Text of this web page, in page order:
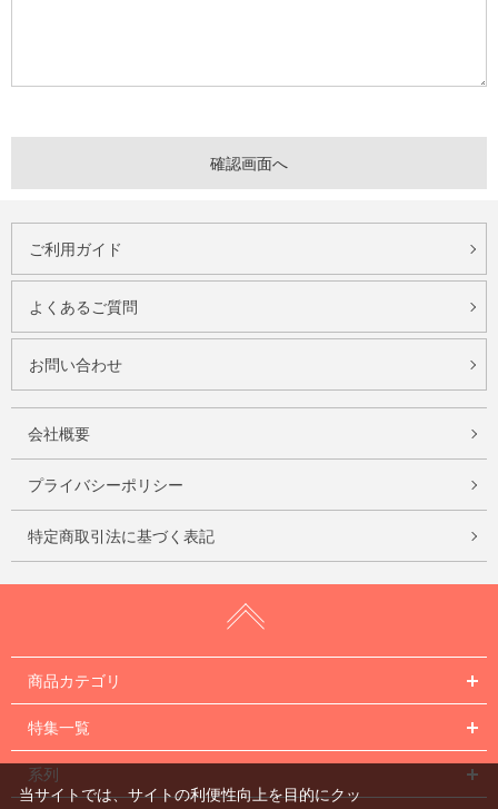
ご利用ガイド
よくあるご質問
お問い合わせ
会社概要
プライバシーポリシー
特定商取引法に基づく表記
商品カテゴリ
特集一覧
系列
当サイトでは、サイトの利便性向上を目的にクッ